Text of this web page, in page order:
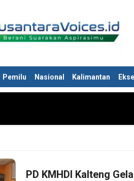
Pemilu Nasional Kalimantan
PD KMHDI Kalteng